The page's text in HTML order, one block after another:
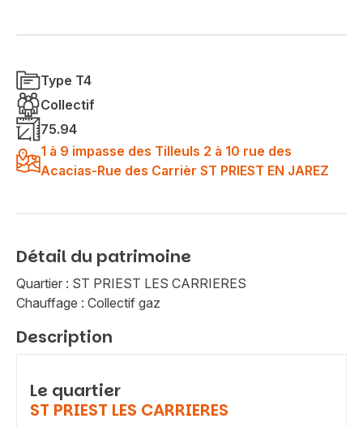
Type T4
Collectif
75.94
1 à 9 impasse des Tilleuls 2 à 10 rue des
Acacias-Rue des Carrièr ST PRIEST EN JAREZ
Détail du patrimoine
Quartier : ST PRIEST LES CARRIERES
Chauffage : Collectif gaz
Description
Le quartier
ST PRIEST LES CARRIERES